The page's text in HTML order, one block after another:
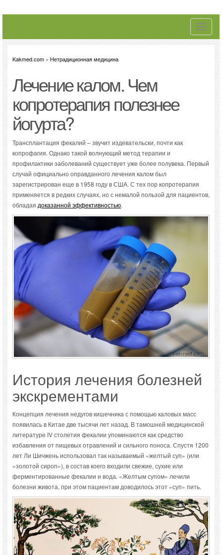
Toggle
Kakmed.com » Нетрадиционная медицина
Лечение калом. Чем
копротерапия полезнее
йогурта?
Трансплантация фекалий – звучит издевательски, почти как
копрофагия. Однако такой волнующий метод терапии и
профилактики заболеваний существует уже более полувека. Первый
случай официально оправданного лечения калом был
зарегистрирован еще в 1958 году в США. С тех пор копротерапия
применяется в редких случаях, но с немалой пользой для пациентов,
обладая доказанной эффективностью.
История лечения болезней
экскрементами
Концепция лечения недугов кишечника с помощью каловых масс
появилась в Китае две тысячи лет назад. В тамошней медицинской
литературе IV столетия фекалии упоминаются как средство
избавления от пищевых отравлений и сильного поноса. Спустя 1200
лет Ли Шичжень использовал так называемый «желтый суп» (или
«золотой сироп»), в состав коего входили свежие, сухие или
ферментированные фекалии и вода. «Желтым супом» лечили
болезни живота, при этом пациентам доводилось этот «суп» пить.